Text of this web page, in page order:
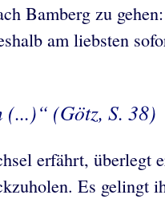
Bamberg zu
am liebsten
(...)“ (Götz, S. 38)
erfährt,
Es gelingt